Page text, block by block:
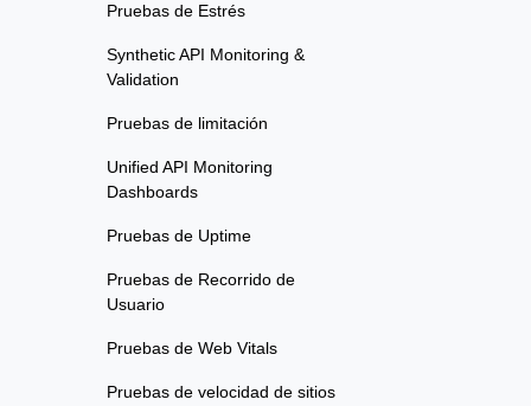
Pruebas de Estrés
Synthetic API Monitoring &
Validation
Pruebas de limitación
Unified API Monitoring
Dashboards
Pruebas de Uptime
Pruebas de Recorrido de
Usuario
Pruebas de Web Vitals
Pruebas de velocidad de sitios